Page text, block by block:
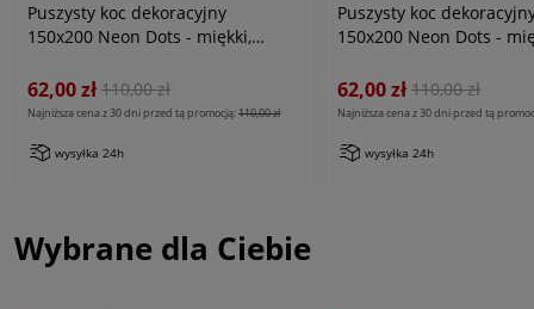
Puszysty koc dekoracyjny
150x200 Neon Dots - miękki,
laguna
62,00 zł 110,00 zł
Najniższa cena z 30 dni przed tą promocją:110,00 zł
wysyłka 24h
Puszysty koc
150x200 Neon Dots -
62,00 zł 110,00 zł
Najniższa cena z 30 dni przed tą
wysyłka 24h
Wybrane dla Ciebie